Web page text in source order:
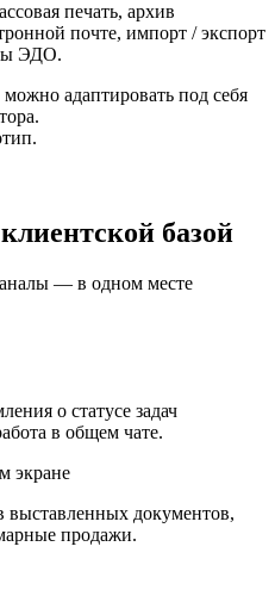
печать, архив
почте, импорт / экспорт
ЭДО.
адаптировать под себя
базой
— в одном месте
о статусе задач
в общем чате.
экране
документов,
продажи.